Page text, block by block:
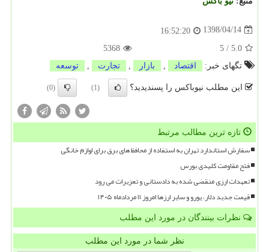
1398/04/14
16:52:20
5.0
/
5
5368
تگهای خبر:
اقتصاد بازار تجارت توسعه
این مطلب نیوباکس را پسندیدید؟ (1)
(0)
تازه ترین مطالب مرتبط
سفارش استاندارد تهران به استفاده از محافظ های برق برای لوازم خانگی
فتح مقاومت کلیدی بورس
تعهدات ارزی منقضی شده به دادستانی و تعزیرات می رود
قیمت جدید دلار، یورو و سایر ارزها امروز ۱۱ مردادماه ۱۴۰۵
نظرات بینندگان در مورد این مطلب
نظر شما در مورد این مطلب